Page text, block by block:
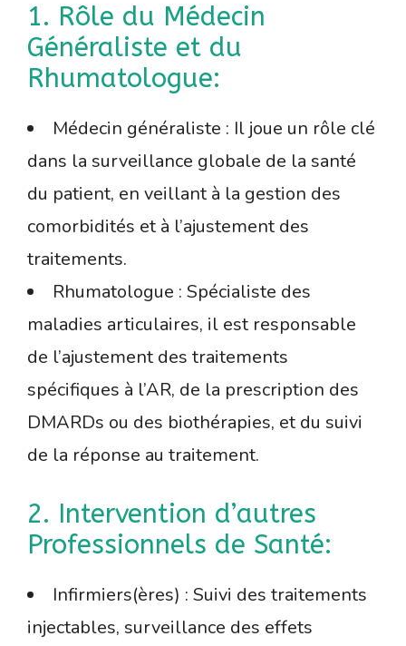
1. Rôle du Médecin
Généraliste et du
Rhumatologue:
Médecin généraliste : Il joue un rôle clé
dans la surveillance globale de la santé
du patient, en veillant à la gestion des
comorbidités et à l’ajustement des
traitements.
Rhumatologue : Spécialiste des
maladies articulaires, il est responsable
de l’ajustement des traitements
spécifiques à l’AR, de la prescription des
DMARDs ou des biothérapies, et du suivi
de la réponse au traitement.
2. Intervention d’autres
Professionnels de Santé:
Infirmiers(ères) : Suivi des traitements
injectables, surveillance des effets